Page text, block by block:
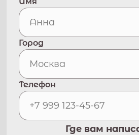
Город
Телефон
Где вам